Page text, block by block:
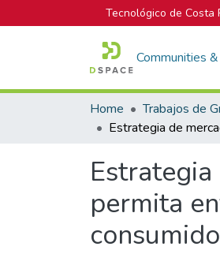
Tecnológico de Costa
Communities
Home Trabajos de
permita